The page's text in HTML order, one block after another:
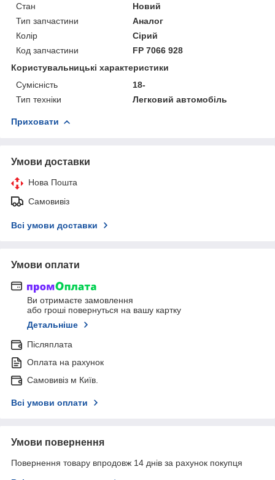
Стан
Новий
Тип запчастини
Аналог
Колір
Сірий
Код запчастини
FP 7066 928
Користувальницькі характеристики
Сумісність
18-
Тип техніки
Легковий автомобіль
Приховати
Умови доставки
Нова Пошта
Самовивіз
Всі умови доставки
Умови оплати
Ви отримаєте замовлення
або гроші повернуться на вашу картку
Детальніше
Післяплата
Оплата на рахунок
Самовивіз м Київ.
Всі умови оплати
Умови повернення
Повернення товару впродовж 14 днів за рахунок покупця